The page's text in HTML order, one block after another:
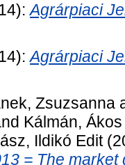
Agrárpiaci
Agrárpiaci
Zsuzsanna
Kálmán, Ákos
Ildikó Edit
= The